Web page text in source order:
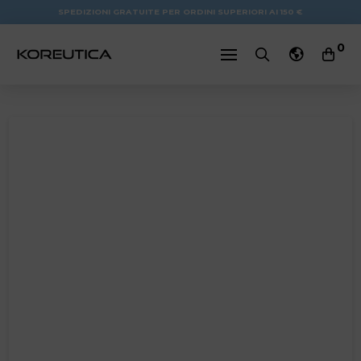
SPEDIZIONI GRATUITE PER ORDINI SUPERIORI AI 150 €
0